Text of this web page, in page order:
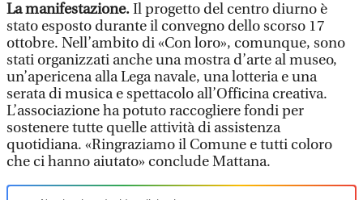
La manifestazione.Il progetto del centro diurno è
stato esposto durante il convegno dello scorso 17
ottobre. Nell’ambito di «Con loro», comunque, sono
stati organizzati anche una mostra d’arte al museo,
un’apericena alla Lega navale, una lotteria e una
serata di musica e spettacolo all’Officina creativa.
L’associazione ha potuto raccogliere fondi per
sostenere tutte quelle attività di assistenza
quotidiana. «Ringraziamo il Comune e tutti coloro
che ci hanno aiutato» conclude Mattana.